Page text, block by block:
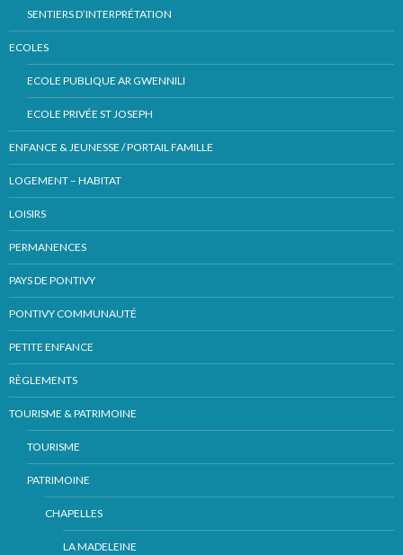
SENTIERS D’INTERPRÉTATION
ECOLES
ECOLE PUBLIQUE AR GWENNILI
ECOLE PRIVÉE ST JOSEPH
ENFANCE & JEUNESSE / PORTAIL FAMILLE
LOGEMENT – HABITAT
LOISIRS
PERMANENCES
PAYS DE PONTIVY
PONTIVY COMMUNAUTÉ
PETITE ENFANCE
RÈGLEMENTS
TOURISME & PATRIMOINE
TOURISME
PATRIMOINE
CHAPELLES
LA MADELEINE